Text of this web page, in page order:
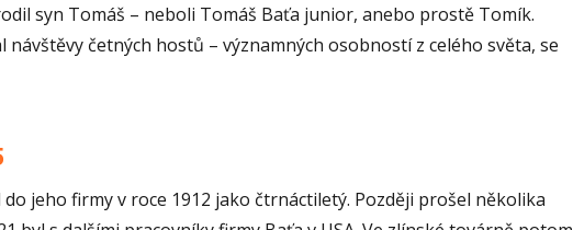
syn Tomáš – neboli Tomáš Baťa junior, anebo prostě Tomík.
návštěvy četných hostů – významných osobností z celého světa, se
jeho firmy v roce 1912 jako čtrnáctiletý. Později prošel několika